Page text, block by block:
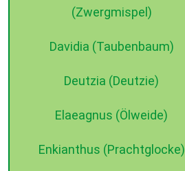
(Zwergmispel)
Davidia (Taubenbaum)
Deutzia (Deutzie)
Elaeagnus (Ölweide)
Enkianthus (Prachtglocke)